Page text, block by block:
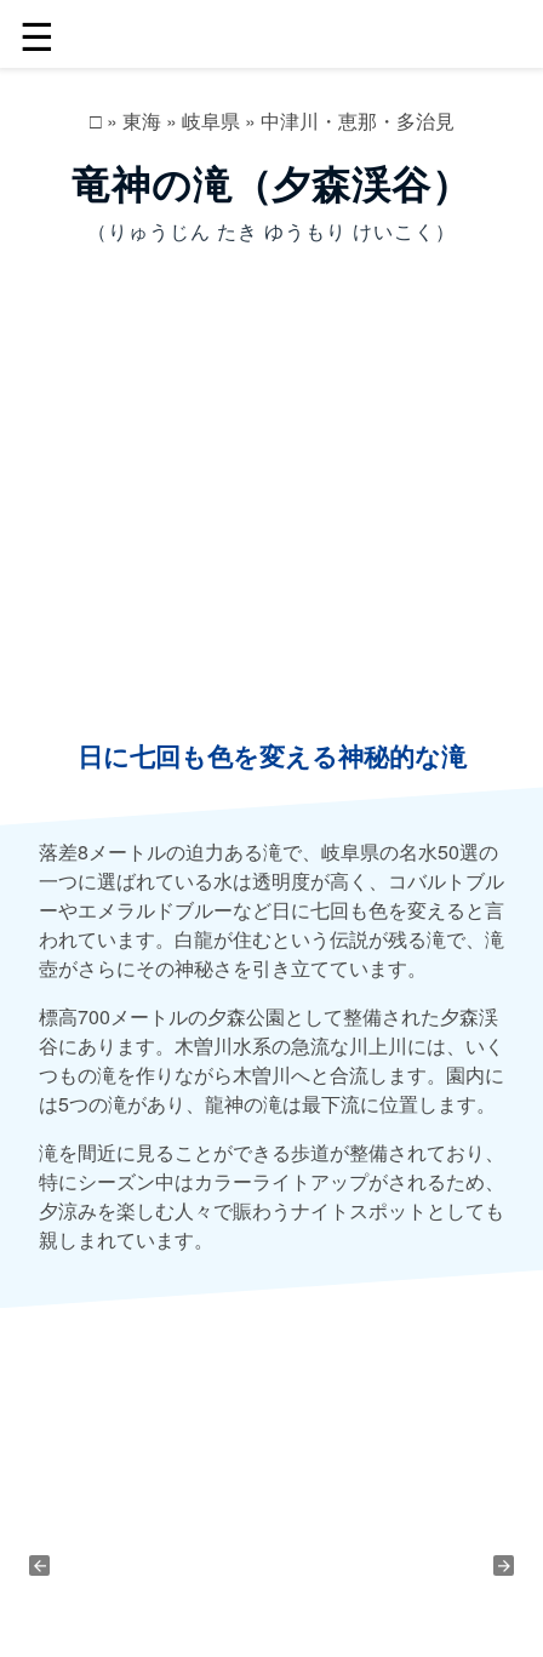
☰
□» 東海» 岐阜県» 中津川・恵那・多治見
竜神の滝（夕森渓谷）
（りゅうじん たき ゆうもり けいこく）
日に七回も色を変える神秘的な滝
落差8メートルの迫力ある滝で、岐阜県の名水50選の
一つに選ばれている水は透明度が高く、コバルトブル
ーやエメラルドブルーなど日に七回も色を変えると言
われています。白龍が住むという伝説が残る滝で、滝
壺がさらにその神秘さを引き立てています。
標高700メートルの夕森公園として整備された夕森渓
谷にあります。木曽川水系の急流な川上川には、いく
つもの滝を作りながら木曽川へと合流します。園内に
は5つの滝があり、龍神の滝は最下流に位置します。
滝を間近に見ることができる歩道が整備されており、
特にシーズン中はカラーライトアップがされるため、
夕涼みを楽しむ人々で賑わうナイトスポットとしても
親しまれています。